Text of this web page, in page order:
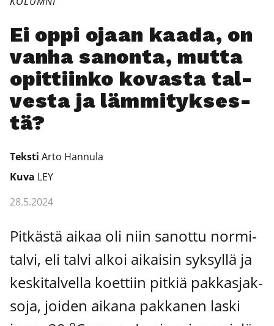
Ei oppi ojaan kaa­da, on
van­ha sanon­ta, mut­ta
opit­tiin­ko kovas­ta tal­
ves­ta ja läm­mi­tyk­ses­
tä?
Teks­ti Arto Han­nu­la
Kuva LEY
28.5.2024
Pit­käs­tä aikaa oli niin sanot­tu nor­mi­
tal­vi, eli tal­vi alkoi aikai­sin syk­syl­lä ja
kes­ki­tal­vel­la koet­tiin pit­kiä pak­kas­jak­
so­ja, joi­den aika­na pak­ka­nen las­ki